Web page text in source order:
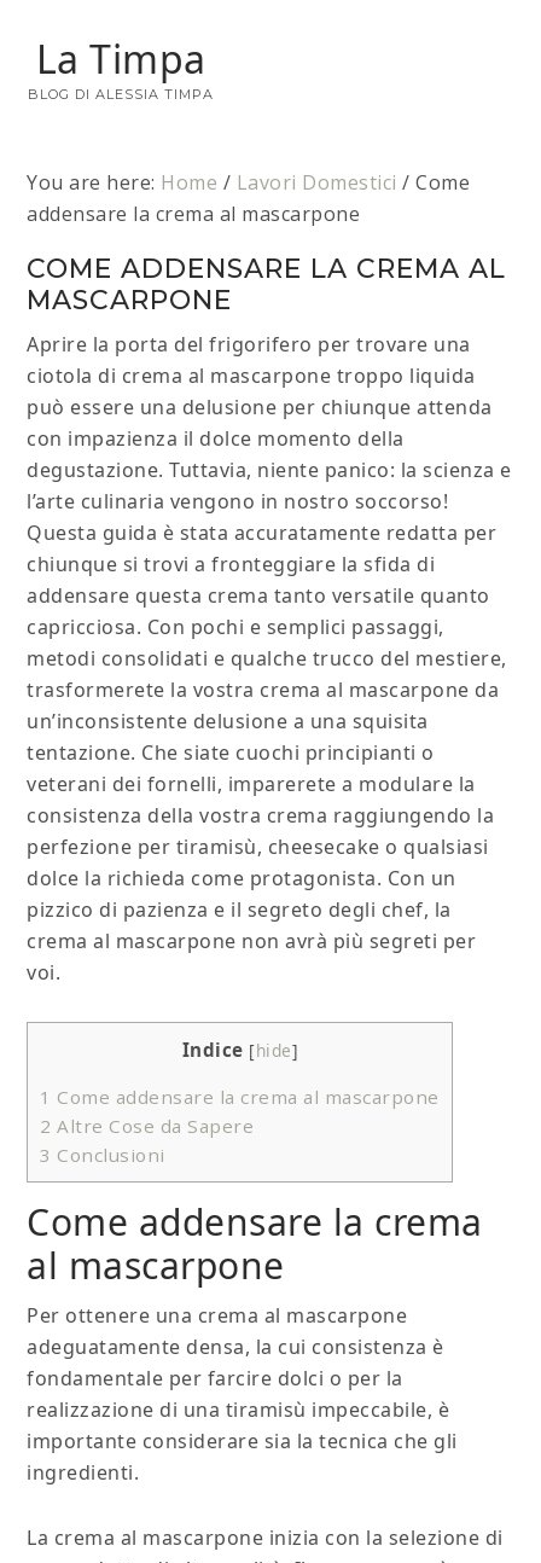
La Timpa
BLOG DI ALESSIA TIMPA
You are here: Home / Lavori Domestici / Come
addensare la crema al mascarpone
COME ADDENSARE LA CREMA AL
MASCARPONE
Aprire la porta del frigorifero per trovare una
ciotola di crema al mascarpone troppo liquida
può essere una delusione per chiunque attenda
con impazienza il dolce momento della
degustazione. Tuttavia, niente panico: la scienza e
l’arte culinaria vengono in nostro soccorso!
Questa guida è stata accuratamente redatta per
chiunque si trovi a fronteggiare la sfida di
addensare questa crema tanto versatile quanto
capricciosa. Con pochi e semplici passaggi,
metodi consolidati e qualche trucco del mestiere,
trasformerete la vostra crema al mascarpone da
un’inconsistente delusione a una squisita
tentazione. Che siate cuochi principianti o
veterani dei fornelli, imparerete a modulare la
consistenza della vostra crema raggiungendo la
perfezione per tiramisù, cheesecake o qualsiasi
dolce la richieda come protagonista. Con un
pizzico di pazienza e il segreto degli chef, la
crema al mascarpone non avrà più segreti per
voi.
Indice [hide]
1 Come addensare la crema al mascarpone
2 Altre Cose da Sapere
3 Conclusioni
Come addensare la crema
al mascarpone
Per ottenere una crema al mascarpone
adeguatamente densa, la cui consistenza è
fondamentale per farcire dolci o per la
realizzazione di una tiramisù impeccabile, è
importante considerare sia la tecnica che gli
ingredienti.
La crema al mascarpone inizia con la selezione di